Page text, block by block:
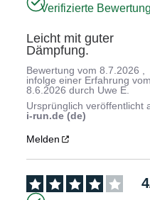
Verifizierte
Leicht mit guter
Dämpfung.
Bewertung vom8.7.2026
infolge einer Erfahrung
8.6.2026 durch Uwe E.
Ursprünglich veröffentlicht
i-run.de (de)
Melden
4